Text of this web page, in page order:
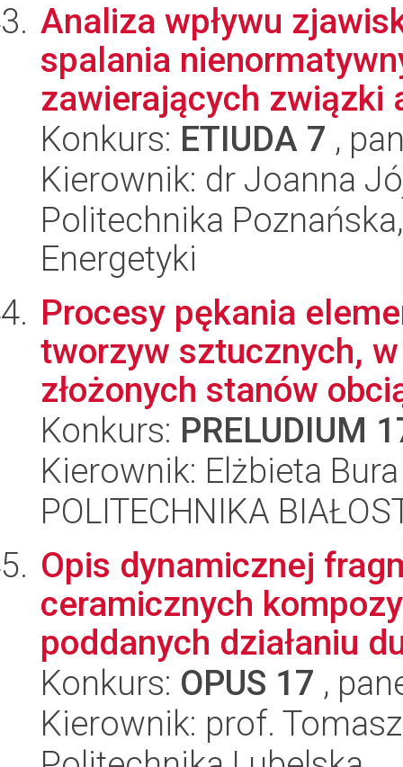
Analiza wpływu
spalania
zawierających związki
Konkurs: ETIUDA 7 ,
Kierownik: dr Joanna
Politechnika
Energetyki
Procesy pękania
tworzyw sztucznych,
złożonych stanów
Konkurs: PRELUDIUM
Kierownik: Elżbieta Bura
POLITECHNIKA
Opis dynamicznej
ceramicznych
poddanych działaniu
Konkurs: OPUS 17 ,
Kierownik: prof.